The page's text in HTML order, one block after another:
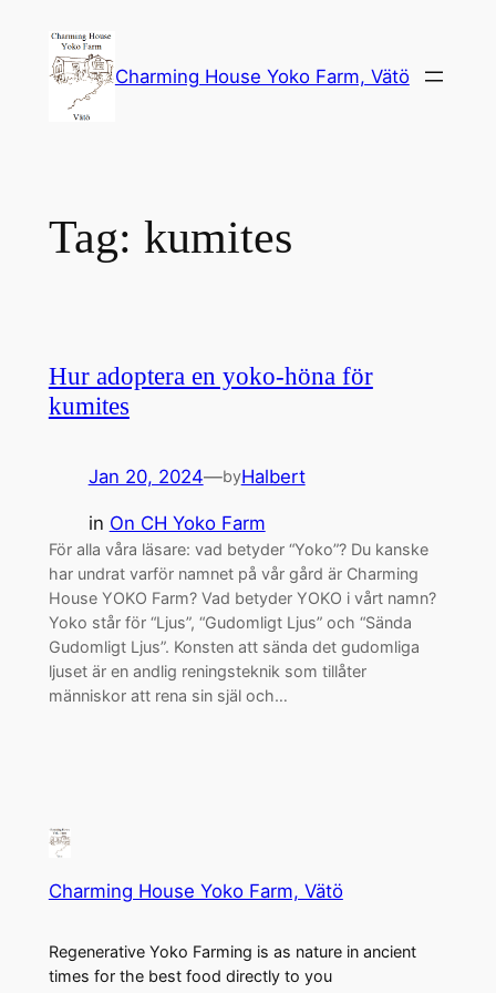
content
Charming House Yoko Farm, Vätö
Tag: kumites
Hur adoptera en yoko-höna för
kumites
Jan 20, 2024—byHalbert
in On CH Yoko Farm
För alla våra läsare: vad betyder “Yoko”? Du kanske
har undrat varför namnet på vår gård är Charming
House YOKO Farm? Vad betyder YOKO i vårt namn?
Yoko står för “Ljus”, “Gudomligt Ljus” och “Sända
Gudomligt Ljus”. Konsten att sända det gudomliga
ljuset är en andlig reningsteknik som tillåter
människor att rena sin själ och…
Charming House Yoko Farm, Vätö
Regenerative Yoko Farming is as nature in ancient
times for the best food directly to you